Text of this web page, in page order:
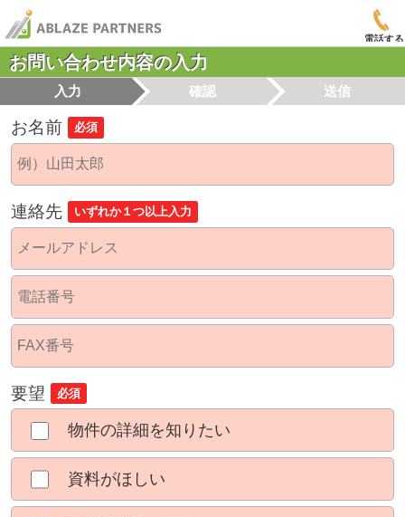
電話する
お問い合わせ内容の入力
入力 確認 送信
お名前 必須
連絡先 いずれか１つ以上入力
要望 必須
物件の詳細を知りたい
資料がほしい